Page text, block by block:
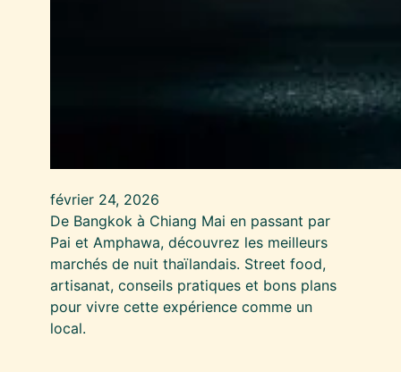
février 24, 2026
De Bangkok à Chiang Mai en passant par
Pai et Amphawa, découvrez les meilleurs
marchés de nuit thaïlandais. Street food,
artisanat, conseils pratiques et bons plans
pour vivre cette expérience comme un
local.